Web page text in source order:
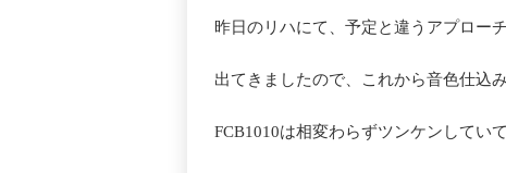
昨日のリハにて、予定と違うアプロー
出てきましたので、これから音色仕込
FCB1010は相変わらずツンケンしてい